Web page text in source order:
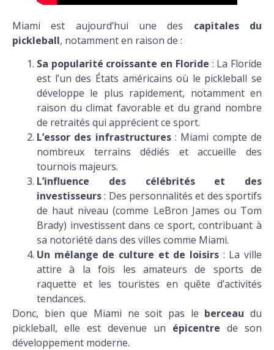
Miami est aujourd’hui une des capitales du
pickleball, notamment en raison de :
Sa popularité croissante en Floride : La Floride
est l’un des États américains où le pickleball se
développe le plus rapidement, notamment en
raison du climat favorable et du grand nombre
de retraités qui apprécient ce sport.
L’essor des infrastructures: Miami compte de
nombreux terrains dédiés et accueille des
tournois majeurs.
L’influence des célébrités et des
investisseurs: Des personnalités et des sportifs
de haut niveau (comme LeBron James ou Tom
Brady) investissent dans ce sport, contribuant à
sa notoriété dans des villes comme Miami.
Un mélange de culture et de loisirs : La ville
attire à la fois les amateurs de sports de
raquette et les touristes en quête d’activités
tendances.
Donc, bien que Miami ne soit pas le berceau du
pickleball, elle est devenue un épicentre de son
développement moderne.